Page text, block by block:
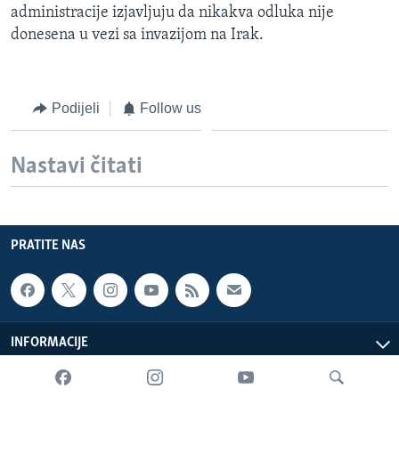
administracije izjavljuju da nikakva odluka nije
donesena u vezi sa invazijom na Irak.
Podijeli Follow us
Nastavi čitati
PRATITE NAS
INFORMACIJE
SADRŽAJ